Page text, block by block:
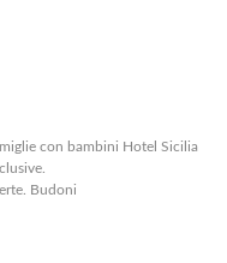
con bambini Hotel Sicilia
Budoni